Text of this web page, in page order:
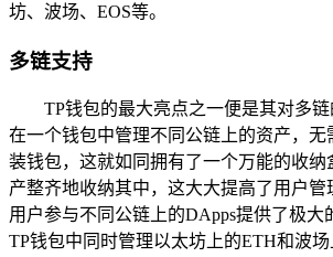
坊、波场、EOS等。
多链支持
TP钱包的最大亮点之一便是其对多
在一个钱包中管理不同公链上的资产，无
装钱包，这就如同拥有了一个万能的收纳
产整齐地收纳其中，这大大提高了用户管
用户参与不同公链上的DApps提供了极大
TP钱包中同时管理以太坊上的ETH和波